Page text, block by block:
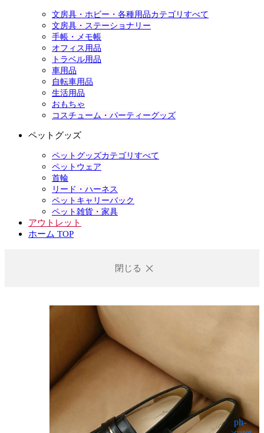
文房具・ホビー・各種用品カテゴリすべて
文房具・ステーショナリー
手帳・メモ帳
オフィス用品
トラベル用品
車用品
自転車用品
生活用品
おもちゃ
コスチューム・パーティーグッズ
ペットグッズ
ペットグッズカテゴリすべて
ペットウェア
首輪
リード・ハーネス
ペットキャリーバック
ペット雑貨・家具
アウトレット
ホーム TOP
閉じる